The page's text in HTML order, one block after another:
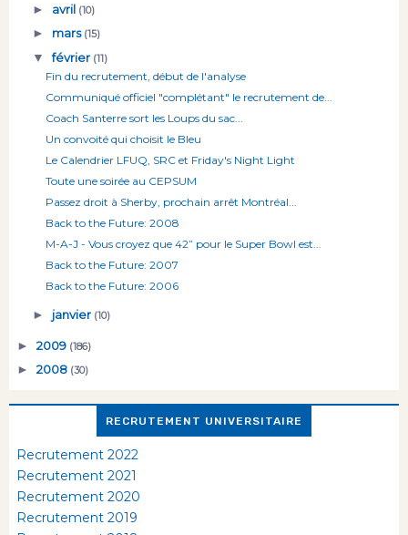
► avril (10)
► mars (15)
▼février (11)
Fin du recrutement, début de l'analyse
Communiqué officiel "complétant" le recrutement de...
Coach Santerre sort les Loups du sac...
Un convoité qui choisit le Bleu
Le Calendrier LFUQ, SRC et Friday's Night Light
Toute une soirée au CEPSUM
Passez droit à Sherby, prochain arrêt Montréal...
Back to the Future: 2008
M-A-J - Vous croyez que 42” pour le Super Bowl est...
Back to the Future: 2007
Back to the Future: 2006
► janvier (10)
► 2009 (186)
► 2008 (30)
RECRUTEMENT UNIVERSITAIRE
Recrutement 2022
Recrutement 2021
Recrutement 2020
Recrutement 2019